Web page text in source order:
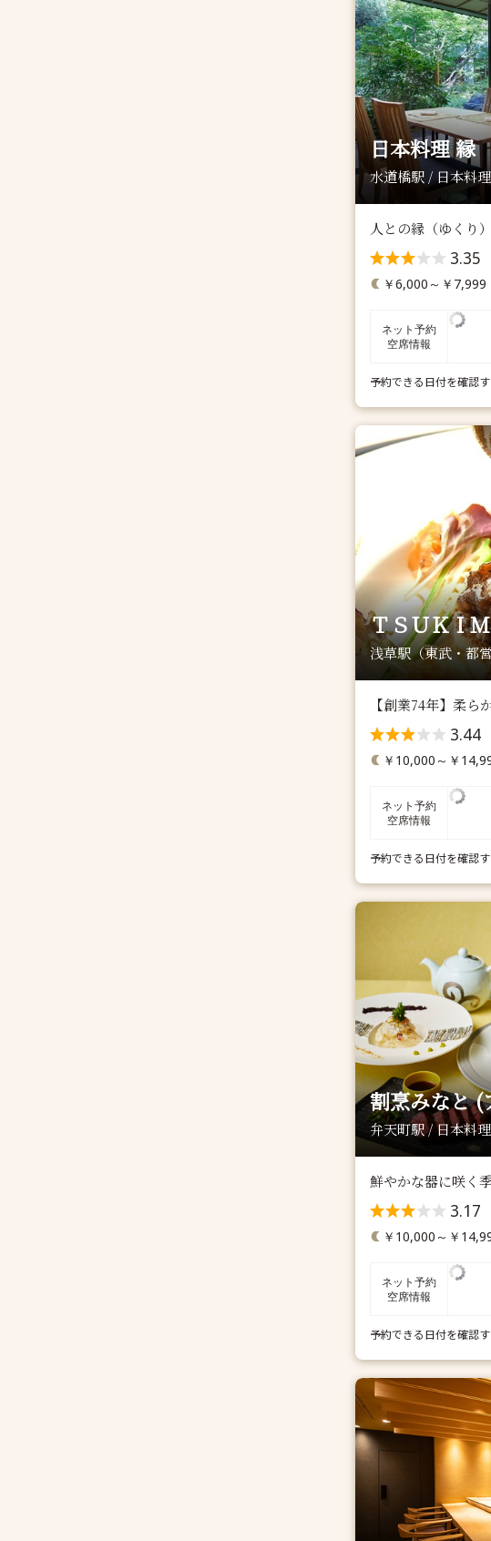
日本料理 縁
水道橋駅 / 日本料
人との縁（ゆくり
3.35
￥6,000～￥7,999
ネット予約
空席情報
予約できる日付を確認す
ＴＳＵＫＩ
浅草駅（東武・都
【創業74年】柔
3.44
￥10,000～￥
ネット予約
空席情報
予約できる日付を確認す
割烹みなと (
弁天町駅 / 日本料
鮮やかな器に咲く
3.17
￥10,000～￥
ネット予約
空席情報
予約できる日付を確認す